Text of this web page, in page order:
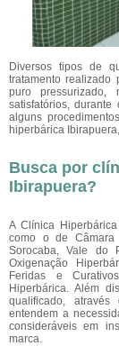
Diversos tipos de
tratamento realizado
puro
satisfatórios,
alguns
hiperbárica
Busca por
Ibirapuera?
A Clínica
como o de Câmara
Sorocaba, Vale do
Oxigenação
Feridas e
Hiperbárica. Além
qualificado,
entendem a
consideráveis em
marca.